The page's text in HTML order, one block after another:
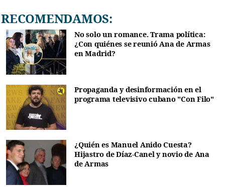
RECOMENDAMOS:
No solo un romance. Trama política:
¿Con quiénes se reunió Ana de Armas
en Madrid?
Propaganda y desinformación en el
programa televisivo cubano "Con Filo"
¿Quién es Manuel Anido Cuesta?
Hijastro de Díaz-Canel y novio de Ana
de Armas